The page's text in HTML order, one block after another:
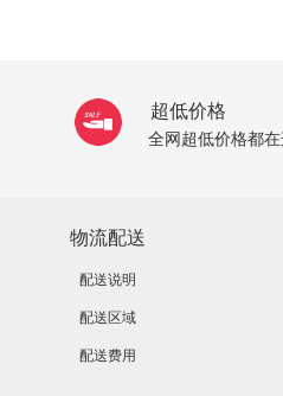
超低价格
全网超低价格都
物流配送
配送说明
配送区域
配送费用